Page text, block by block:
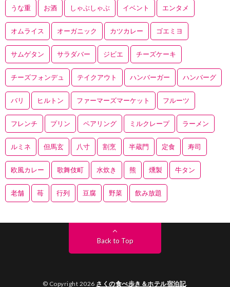
うな重 お酒 しゃぶしゃぶ イベント エンタメ
オムライス オーガニック カツカレー ゴエミヨ
サムゲタン サラダバー ジビエ チーズケーキ
チーズフォンデュ テイクアウト ハンバーガー ハンバーグ
バリ ヒルトン ファーマーズマーケット フルーツ
フレンチ プリン ペアリング ミルクレープ ラーメン
ルミネ 但馬玄 八寸 割烹 半蔵門 定食 寿司
欧風カレー 歌舞伎町 水炊き 熊 燻製 牛タン
老舗 苺 行列 豆腐 野菜 飲み放題
Back to Top
© Copyright 2026 さくの食べ歩き＆ホテル宿泊記.